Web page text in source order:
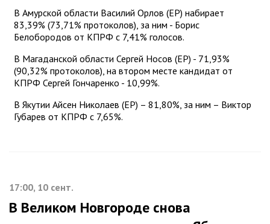
В Амурской области Василий Орлов (ЕР) набирает
83,39% (73,71% протоколов), за ним - Борис
Белобородов от КПРФ с 7,41% голосов.
В Магаданской области Сергей Носов (ЕР) - 71,93%
(90,32% протоколов), на втором месте кандидат от
КПРФ Сергей Гончаренко - 10,99%.
В Якутии Айсен Николаев (ЕР) – 81,80%, за ним – Виктор
Губарев от КПРФ с 7,65%.
17:00, 10 сент.
В Великом Новгороде снова